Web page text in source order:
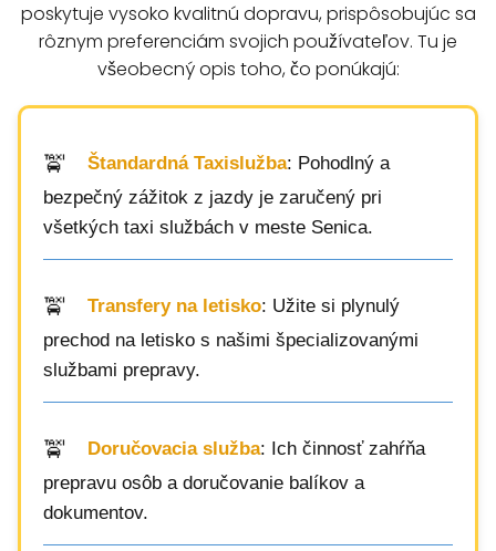
poskytuje vysoko kvalitnú dopravu, prispôsobujúc sa
rôznym preferenciám svojich používateľov. Tu je
všeobecný opis toho, čo ponúkajú:
Štandardná Taxislužba: Pohodlný a
bezpečný zážitok z jazdy je zaručený pri
všetkých taxi službách v meste Senica.
Transfery na letisko: Užite si plynulý
prechod na letisko s našimi špecializovanými
službami prepravy.
Doručovacia služba: Ich činnosť zahŕňa
prepravu osôb a doručovanie balíkov a
dokumentov.